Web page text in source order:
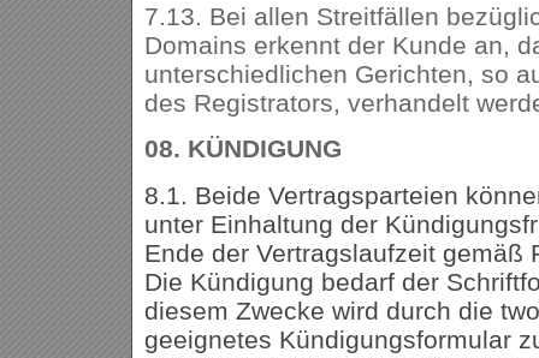
7.13. Bei allen Streitfällen
Domains erkennt der Kunde an,
unterschiedlichen Gerichten, so
des Registrators, verhandelt
08. KÜNDIGUNG
8.1. Beide Vertragsparteien
unter Einhaltung der
Ende der Vertragslaufzeit gemäß
Die Kündigung bedarf der
diesem Zwecke wird durch die
geeignetes Kündigungsformular